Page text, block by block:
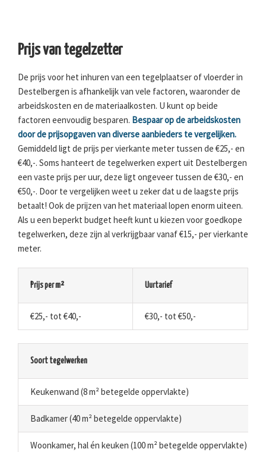
Prijs van tegelzetter
De prijs voor het inhuren van een tegelplaatser of vloerder in
Destelbergen is afhankelijk van vele factoren, waaronder de
arbeidskosten en de materiaalkosten. U kunt op beide
factoren eenvoudig besparen. Bespaar op de arbeidskosten
door de prijsopgaven van diverse aanbieders te vergelijken.
Gemiddeld ligt de prijs per vierkante meter tussen de €25,- en
€40,-. Soms hanteert de tegelwerken expert uit Destelbergen
een vaste prijs per uur, deze ligt ongeveer tussen de €30,- en
€50,-. Door te vergelijken weet u zeker dat u de laagste prijs
betaalt! Ook de prijzen van het materiaal lopen enorm uiteen.
Als u een beperkt budget heeft kunt u kiezen voor goedkope
tegelwerken, deze zijn al verkrijgbaar vanaf €15,- per vierkante
meter.
Prijs per m² Uurtarief
€25,- tot €40,- €30,- tot €50,-
Soort tegelwerken
Keukenwand (8 m² betegelde oppervlakte)
Badkamer (40 m² betegelde oppervlakte)
Woonkamer, hal én keuken (100 m² betegelde oppervlakte)